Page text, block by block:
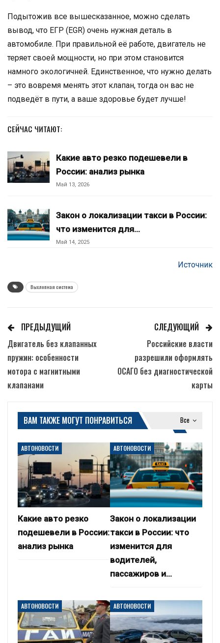
Подытожив все вышесказанное, можно сделать
вывод, что ЕГР (EGR) очень нужная деталь в
автомобиле. При правильной её работе, двигатель не
теряет своей мощности, но при этом становится
намного экологичней. Единственное, что нужно делать
– это вовремя менять этот клапан, тогда он вас не
подведёт в пути, а ваше здоровье будет лучше!
СЕЙЧАС ЧИТАЮТ:
Какие авто резко подешевели в
России: анализ рынка
Май 13, 2026
Закон о локализации такси в России:
что изменится для…
Май 14, 2025
Источник
Выхлопная система
ПРЕДЫДУЩИЙ
Двигатель без клапанных
пружин: особенности
мотора с магнитными
клапанами
СЛЕДУЮЩИЙ
Российские власти
разрешили оформлять
ОСАГО без диагностической
карты
Все
ВАМ ТАКЖЕ МОГУТ ПОНРАВИТЬСЯ
АВТОНОВОСТИ
Какие авто резко
подешевели в России:
анализ рынка
АВТОНОВОСТИ
Закон о локализации
такси в России: что
изменится для
водителей,
пассажиров и…
АВТОНОВОСТИ АВТОНОВОСТИ